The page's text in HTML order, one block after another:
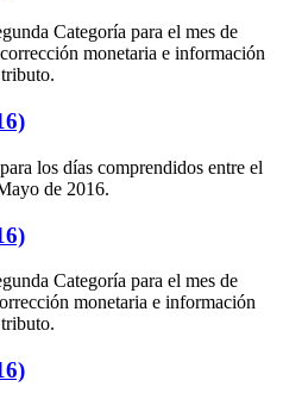
Categoría para el mes de
monetaria e información
los días comprendidos entre el
de 2016.
Categoría para el mes de
monetaria e información